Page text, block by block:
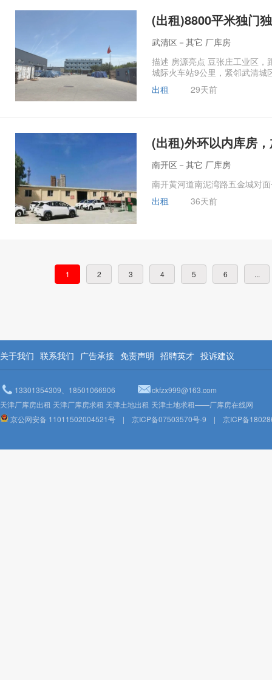
(出租)8800平米独门
武清区－其它 厂库房
描述 房源亮点 豆张庄工业区，
城际火车站9公里，紧邻武清城
出租
29天前
(出租)外环以内库房
南开区－其它 厂库房
南开黄河道南泥湾路五金城对
出租
36天前
1 2 3 4 5 6 ...
关于我们 联系我们 广告承接 免责声明 招聘英才 投诉建议
13301354309、18501066906
ckfzx999@163.com
天津厂库房出租 天津厂库房求租 天津土地出租 天津土地求租——厂库房在线网
京公网安备 11011502004521号 | 京ICP备07503570号-9 | 京ICP备